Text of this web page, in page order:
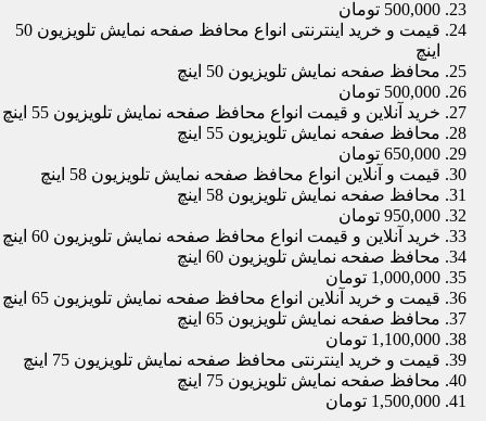
500,000 تومان
قیمت و خرید اینترنتی انواع محافظ صفحه نمایش تلویزیون 50
اینچ
محافظ صفحه نمایش تلویزیون 50 اینچ
500,000 تومان
خرید آنلاین و قیمت انواع محافظ صفحه نمایش تلویزیون 55 اینچ
محافظ صفحه نمایش تلویزیون 55 اینچ
650,000 تومان
قیمت و آنلاین انواع محافظ صفحه نمایش تلویزیون 58 اینچ
محافظ صفحه نمایش تلویزیون 58 اینچ
950,000 تومان
خرید آنلاین و قیمت انواع محافظ صفحه نمایش تلویزیون 60 اینچ
محافظ صفحه نمایش تلویزیون 60 اینچ
1,000,000 تومان
قیمت و خرید آنلاین انواع محافظ صفحه نمایش تلویزیون 65 اینچ
محافظ صفحه نمایش تلویزیون 65 اینچ
1,100,000 تومان
قیمت و خرید اینترنتی محافظ صفحه نمایش تلویزیون 75 اینچ
محافظ صفحه نمایش تلویزیون 75 اینچ
1,500,000 تومان